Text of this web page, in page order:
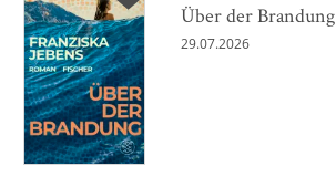
Über der Brandung
29.07.2026